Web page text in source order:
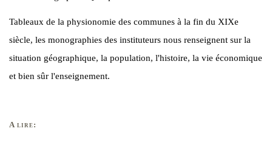
Tableaux de la physionomie des communes à la fin du XIXe
siècle, les monographies des instituteurs nous renseignent sur la
situation géographique, la population, l'histoire, la vie économique
et bien sûr l'enseignement.
A lire: